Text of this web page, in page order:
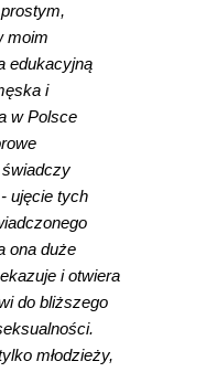
moim
edukacyjną
i
w Polsce
ujęcie tych
ona duże
i otwiera
do bliższego
młodzieży,